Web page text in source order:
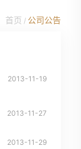
首页 / 公司公告
2013-11-19
2013-11-27
2013-11-29